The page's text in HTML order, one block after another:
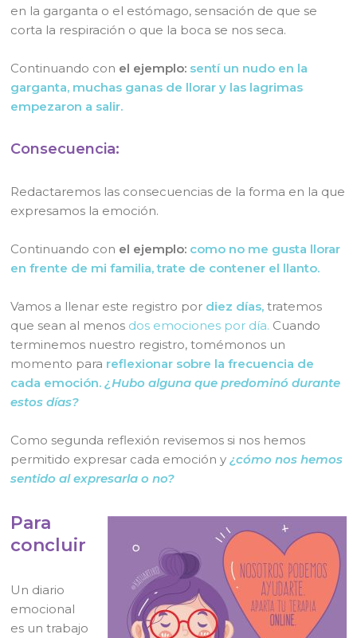
en la garganta o el estómago, sensación de que se
corta la respiración o que la boca se nos seca.
Continuando con el ejemplo: sentí un nudo en la
garganta, muchas ganas de llorar y las lagrimas
empezaron a salir.
Consecuencia:
Redactaremos las consecuencias de la forma en la que
expresamos la emoción.
Continuando con el ejemplo: como no me gusta llorar
en frente de mi familia, trate de contener el llanto.
Vamos a llenar este registro por diez días, tratemos
que sean al menos dos emociones por día. Cuando
terminemos nuestro registro, tomémonos un
momento para reflexionar sobre la frecuencia de
cada emoción. ¿Hubo alguna que predominó durante
estos días?
Como segunda reflexión revisemos si nos hemos
permitido expresar cada emoción y¿cómo nos hemos
sentido al expresarla o no?
Para
concluir
Un diario
emocional
es un trabajo